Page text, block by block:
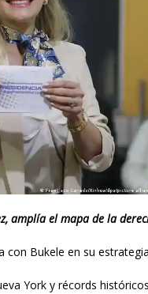
amplía el mapa de la
con Bukele en su
York y récords